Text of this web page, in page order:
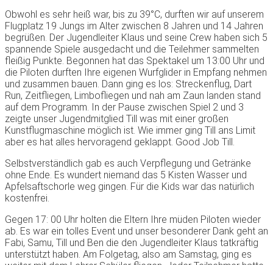
Obwohl es sehr heiß war, bis zu 39°C, durften wir auf unserem
Flugplatz 19 Jungs im Alter zwischen 8 Jahren und 14 Jahren
begrüßen. Der Jugendleiter Klaus und seine Crew haben sich 5
spannende Spiele ausgedacht und die Teilehmer sammelten
fleißig Punkte. Begonnen hat das Spektakel um 13:00 Uhr und
die Piloten durften Ihre eigenen Wurfglider in Empfang nehmen
und zusammen bauen. Dann ging es los: Streckenflug, Dart
Run, Zeitfliegen, Limbofliegen und nah am Zaun landen stand
auf dem Programm. In der Pause zwischen Spiel 2 und 3
zeigte unser Jugendmitglied Till was mit einer großen
Kunstflugmaschine möglich ist. Wie immer ging Till ans Limit
aber es hat alles hervoragend geklappt. Good Job Till.
Selbstverständlich gab es auch Verpflegung und Getränke
ohne Ende. Es wundert niemand das 5 Kisten Wasser und
Apfelsaftschorle weg gingen. Für die Kids war das natürlich
kostenfrei.
Gegen 17: 00 Uhr holten die Eltern Ihre müden Piloten wieder
ab. Es war ein tolles Event und unser besonderer Dank geht an
Fabi, Samu, Till und Ben die den Jugendleiter Klaus tatkräftig
unterstützt haben. Am Folgetag, also am Samstag, ging es